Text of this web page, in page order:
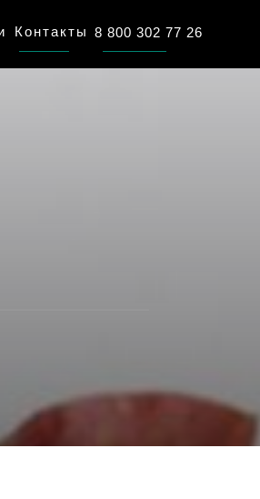
8 800 302 77 26
Контакты